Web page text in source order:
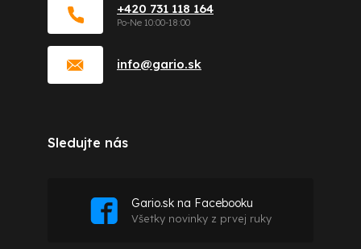
info@gario.sk
+420 731 118 164
Sledujte nás
Gario.sk na Facebooku
Všetky novinky z prvej ruky